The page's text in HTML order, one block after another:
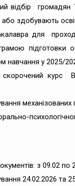
відбір громадян
здобувають
для
підготовки
навчання у 2025/
курс
механізованих
з 09.02 по
24.02.2026 та